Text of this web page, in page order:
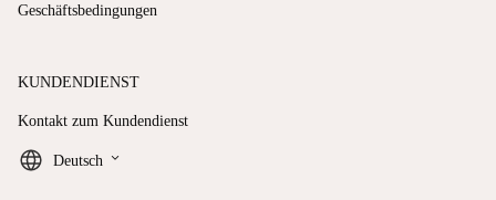
Geschäftsbedingungen
KUNDENDIENST
Kontakt zum Kundendienst
Deutsch keyboard_arrow_down